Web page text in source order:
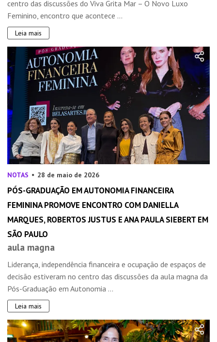
centro das discussões do Viva Grita Mar – O Novo Luxo
Feminino, encontro que acontece ...
Leia mais
NOTAS 28 de maio de 2026
PÓS-GRADUAÇÃO EM AUTONOMIA FINANCEIRA
FEMININA PROMOVE ENCONTRO COM DANIELLA
MARQUES, ROBERTOS JUSTUS E ANA PAULA SIEBERT EM
SÃO PAULO
aula magna
Liderança, independência financeira e ocupação de espaços de
decisão estiveram no centro das discussões da aula magna da
Pós-Graduação em Autonomia ...
Leia mais